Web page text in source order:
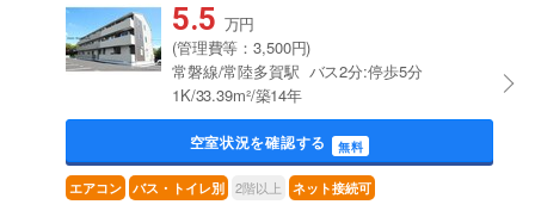
5.5 万円
(管理費等：3,500円)
常磐線/常陸多賀駅 バス2分:停歩5分
1K/33.39m²/築14年
空室状況を確認する 無料
エアコン バス・トイレ別 2階以上 ネット接続可